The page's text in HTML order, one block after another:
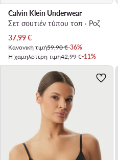
Calvin Klein Underwear
Σετ σουτιέν τύπου τοπ · Ροζ
Τρέχουσα τιμή
37,99€
Κανονική τιμή59,90 €-36%
Η χαμηλότερη τιμή42,99 €-11%